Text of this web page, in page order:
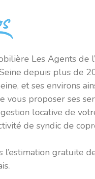
Les Agents de
depuis plus de
et ses environs
vous proposer ses
locative de
de syndic de
l’estimation gratuite